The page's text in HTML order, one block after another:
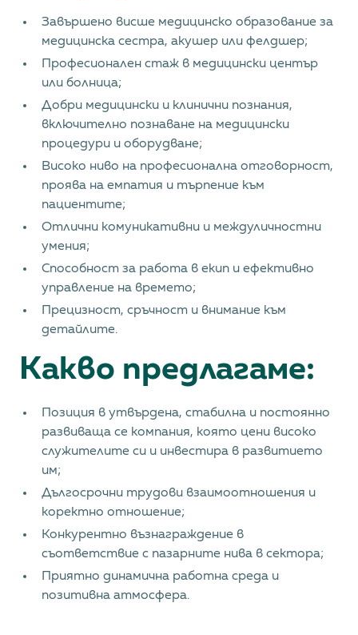
Завършено висше медицинско образование за
медицинска сестра, акушер или фелдшер;
Професионален стаж в медицински център
или болница;
Добри медицински и клинични познания,
включително познаване на медицински
процедури и оборудване;
Високо ниво на професионална отговорност,
проява на емпатия и търпение към
пациентите;
Отлични комуникативни и междуличностни
умения;
Способност за работа в екип и ефективно
управление на времето;
Прецизност, сръчност и внимание към
детайлите.
Какво предлагаме:
Позиция в утвърдена, стабилна и постоянно
развиваща се компания, която цени високо
служителите си и инвестира в развитието
им;
Дългосрочни трудови взаимоотношения и
коректно отношение;
Конкурентно възнаграждение в
съответствие с пазарните нива в сектора;
Приятно динамична работна среда и
позитивна атмосфера.